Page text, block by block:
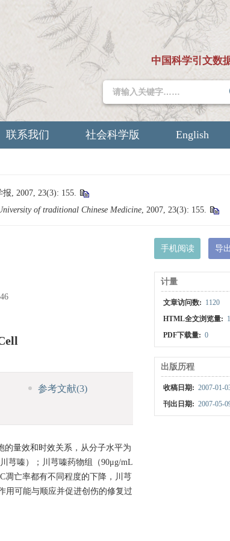
中国科学引文数
联系我们 社会科学版 English
, 2007, 23(3): 155.
of traditional Chinese Medicine, 2007, 23(3): 155.
参考文献(3)
的量效和时效关系，从分子水平为
芎嗪）；川芎嗪药物组（90μg/mL
凋亡率都有不同程度的下降，川芎
用可能与顺应并促进创伤的修复过
手机阅读 导
计量
文章访问数: 1120
HTML全文浏览量:
PDF下载量: 0
出版历程
收稿日期: 2007-01-
刊出日期: 2007-05-